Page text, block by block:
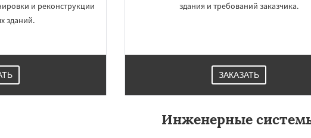
и реконструкции
зданий.
здания и требований заказчика.
ЗАКАЗАТЬ
Инженерные